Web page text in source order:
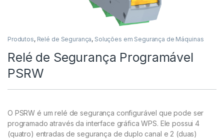
Produtos, Relé de Segurança, Soluções em Segurança de Máquinas
Relé de Segurança Programável
PSRW
O PSRW é um relé de segurança configurável que pode ser
programado através da interface gráfica WPS. Ele possui 4
(quatro) entradas de segurança de duplo canal e 2 (duas)